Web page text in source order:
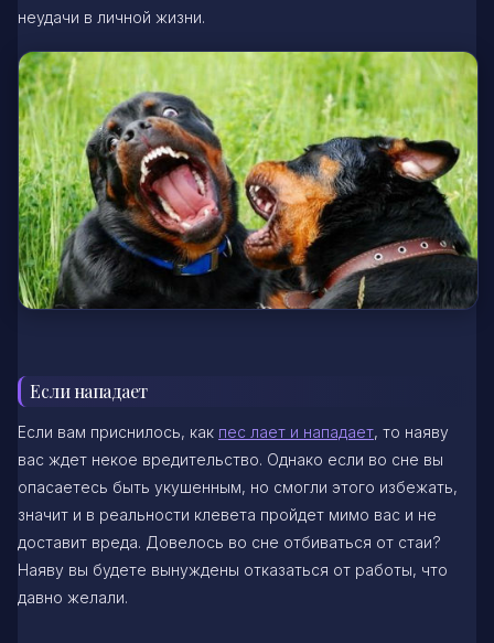
неудачи в личной жизни.
Если нападает
Если вам приснилось, как пес лает и нападает, то наяву
вас ждет некое вредительство. Однако если во сне вы
опасаетесь быть укушенным, но смогли этого избежать,
значит и в реальности клевета пройдет мимо вас и не
доставит вреда. Довелось во сне отбиваться от стаи?
Наяву вы будете вынуждены отказаться от работы, что
давно желали.